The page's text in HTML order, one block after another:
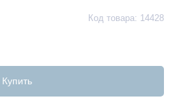
Код товара: 14428
Купить